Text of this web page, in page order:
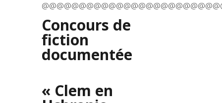
Concours de
fiction
documentée
« Clem en